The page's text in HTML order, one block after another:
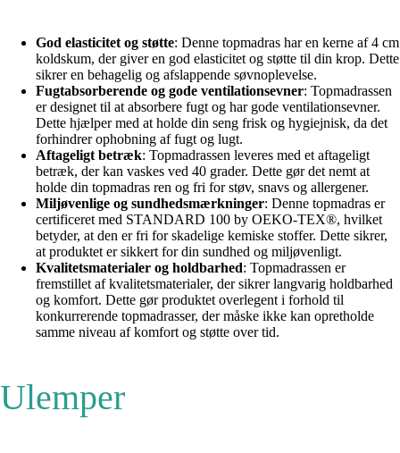
God elasticitet og støtte: Denne topmadras har en kerne af 4 cm
koldskum, der giver en god elasticitet og støtte til din krop. Dette
sikrer en behagelig og afslappende søvnoplevelse.
Fugtabsorberende og gode ventilationsevner: Topmadrassen
er designet til at absorbere fugt og har gode ventilationsevner.
Dette hjælper med at holde din seng frisk og hygiejnisk, da det
forhindrer ophobning af fugt og lugt.
Aftageligt betræk: Topmadrassen leveres med et aftageligt
betræk, der kan vaskes ved 40 grader. Dette gør det nemt at
holde din topmadras ren og fri for støv, snavs og allergener.
Miljøvenlige og sundhedsmærkninger: Denne topmadras er
certificeret med STANDARD 100 by OEKO-TEX®, hvilket
betyder, at den er fri for skadelige kemiske stoffer. Dette sikrer,
at produktet er sikkert for din sundhed og miljøvenligt.
Kvalitetsmaterialer og holdbarhed: Topmadrassen er
fremstillet af kvalitetsmaterialer, der sikrer langvarig holdbarhed
og komfort. Dette gør produktet overlegent i forhold til
konkurrerende topmadrasser, der måske ikke kan opretholde
samme niveau af komfort og støtte over tid.
Ulemper